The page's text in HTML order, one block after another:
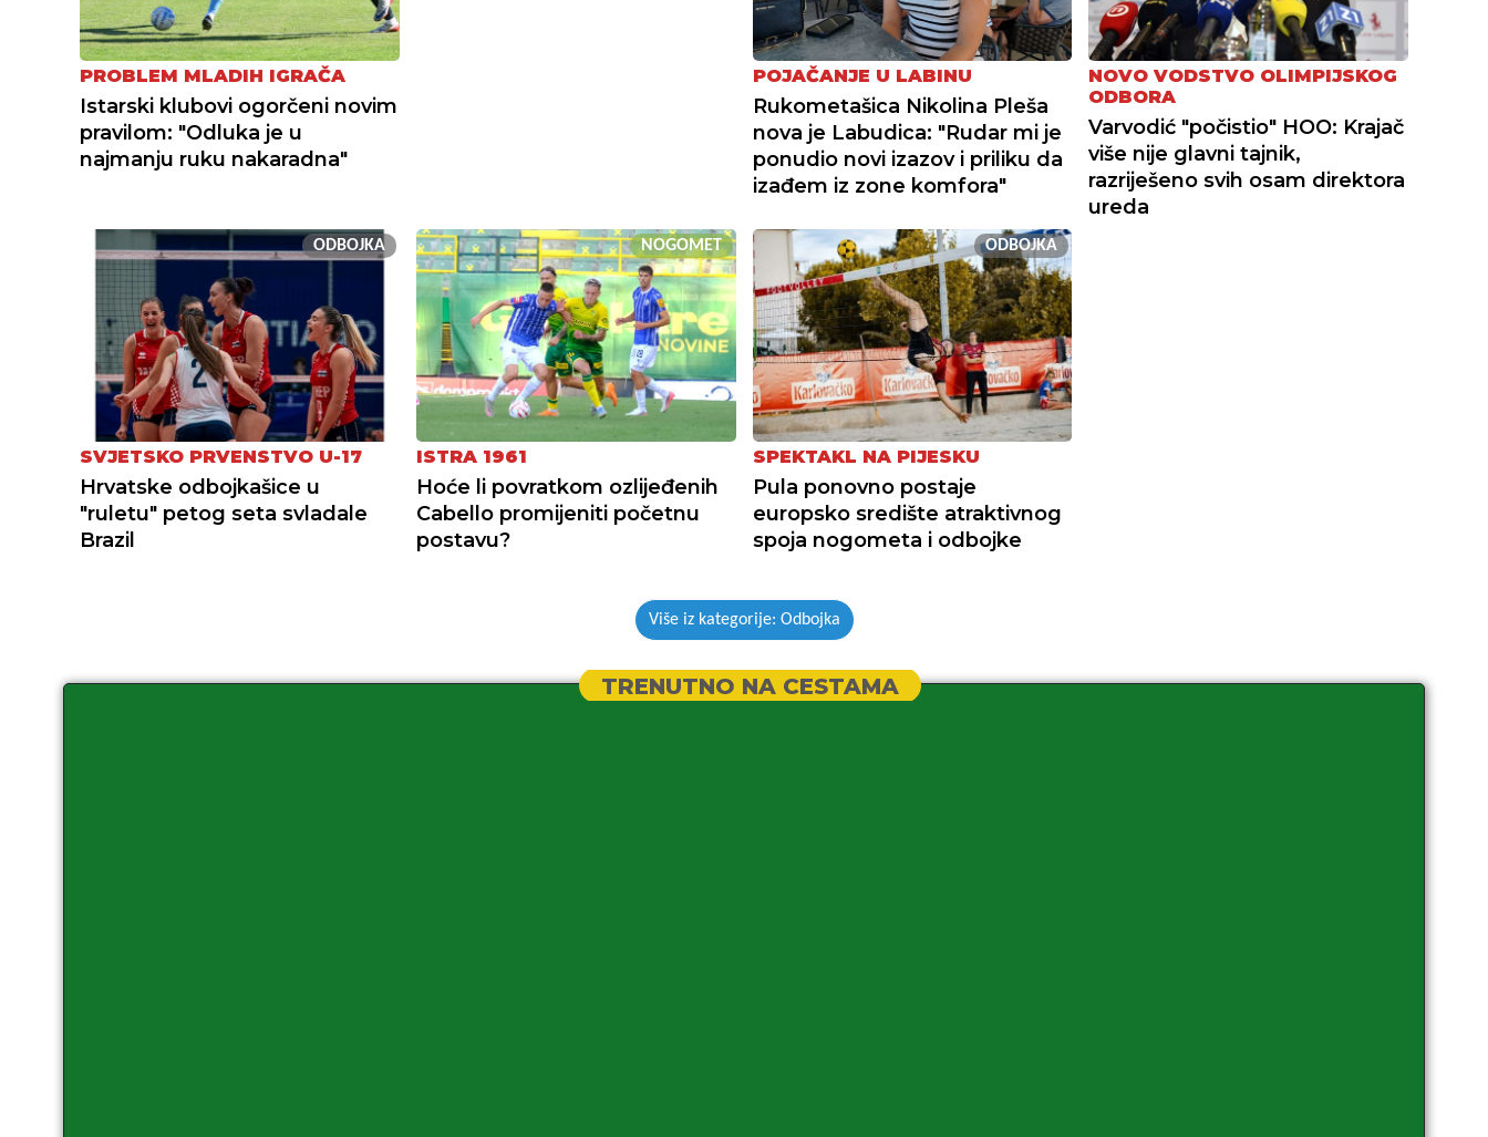
PROBLEM MLADIH IGRAČA
Istarski klubovi ogorčeni novim
pravilom: "Odluka je u
najmanju ruku nakaradna"
POJAČANJE U LABINU
Rukometašica Nikolina Pleša
nova je Labudica: "Rudar mi je
ponudio novi izazov i priliku da
izađem iz zone komfora"
NOVO VODSTVO OLIMPIJSKOG
ODBORA
Varvodić "počistio" HOO: Krajač
više nije glavni tajnik,
razriješeno svih osam direktora
ureda
ODBOJKA
SVJETSKO PRVENSTVO U-17
Hrvatske odbojkašice u
"ruletu" petog seta svladale
Brazil
NOGOMET
ISTRA 1961
Hoće li povratkom ozlijeđenih
Cabello promijeniti početnu
postavu?
ODBOJKA
SPEKTAKL NA PIJESKU
Pula ponovno postaje
europsko središte atraktivnog
spoja nogometa i odbojke
Više iz kategorije: Odbojka
TRENUTNO NA CESTAMA